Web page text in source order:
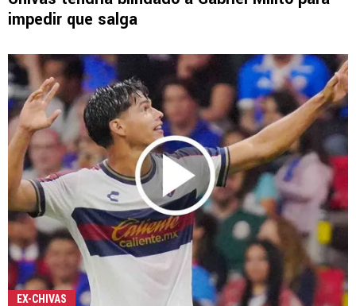
impedir que salga
EX-CHIVAS